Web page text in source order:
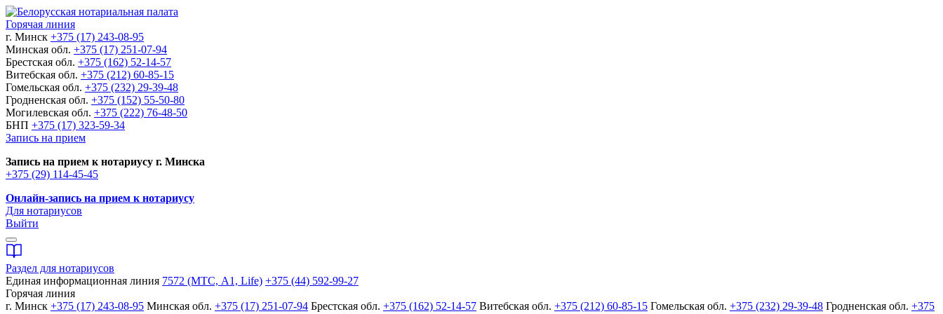
Горячая линия
г. Минск +375 (17) 243-08-95
Минская обл. +375 (17) 251-07-94
Брестская обл. +375 (162) 52-14-57
Витебская обл. +375 (212) 60-85-15
Гомельская обл. +375 (232) 29-39-48
Гродненская обл. +375 (152) 55-50-80
Могилевская обл. +375 (222) 76-48-50
БНП +375 (17) 323-59-34
Запись на прием
Запись на прием к нотариусу г. Минска
+375 (29) 114-45-45
Онлайн-запись на прием к нотариусу
Для нотариусов
Выйти
Раздел для нотариусов
Единая информационная линия 7572 (МТС, A1, Life) +375 (44) 592-99-27
Горячая линия
г. Минск +375 (17) 243-08-95 Минская обл. +375 (17) 251-07-94 Брестская обл. +375 (162) 52-14-57 Витебская обл. +375 (212) 60-85-15 Гомельская обл. +375 (232) 29-39-48 Гродненская обл. +375